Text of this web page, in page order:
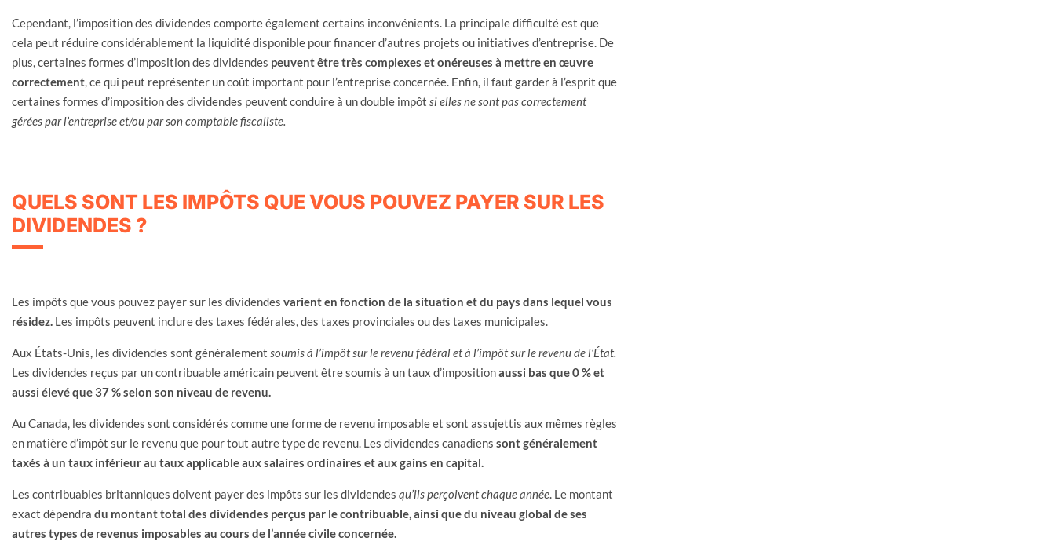
Cependant, l’imposition des dividendes comporte également certains inconvénients. La principale difficulté est que
cela peut réduire considérablement la liquidité disponible pour financer d’autres projets ou initiatives d’entreprise. De
plus, certaines formes d’imposition des dividendes peuvent être très complexes et onéreuses à mettre en œuvre
correctement, ce qui peut représenter un coût important pour l’entreprise concernée. Enfin, il faut garder à l’esprit que
certaines formes d’imposition des dividendes peuvent conduire à un double impôt si elles ne sont pas correctement
gérées par l’entreprise et/ou par son comptable fiscaliste.
QUELS SONT LES IMPÔTS QUE VOUS POUVEZ PAYER SUR LES
DIVIDENDES ?
Les impôts que vous pouvez payer sur les dividendes varient en fonction de la situation et du pays dans lequel vous
résidez. Les impôts peuvent inclure des taxes fédérales, des taxes provinciales ou des taxes municipales.
Aux États-Unis, les dividendes sont généralement soumis à l’impôt sur le revenu fédéral et à l’impôt sur le revenu de l’État.
Les dividendes reçus par un contribuable américain peuvent être soumis à un taux d’impositionaussi bas que 0 % et
aussi élevé que 37 % selon son niveau de revenu.
Au Canada, les dividendes sont considérés comme une forme de revenu imposable et sont assujettis aux mêmes règles
en matière d’impôt sur le revenu que pour tout autre type de revenu. Les dividendes canadiens sont généralement
taxés à un taux inférieur au taux applicable aux salaires ordinaires et aux gains en capital.
Les contribuables britanniques doivent payer des impôts sur les dividendes qu’ils perçoivent chaque année. Le montant
exact dépendra du montant total des dividendes perçus par le contribuable, ainsi que du niveau global de ses
autres types de revenus imposables au cours de l’année civile concernée.